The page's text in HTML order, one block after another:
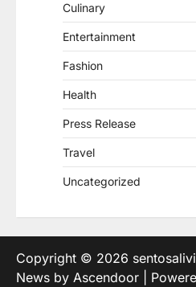
Culinary
Entertainment
Fashion
Health
Press Release
Travel
Uncategorized
Copyright © 2026
News by Ascendoor |